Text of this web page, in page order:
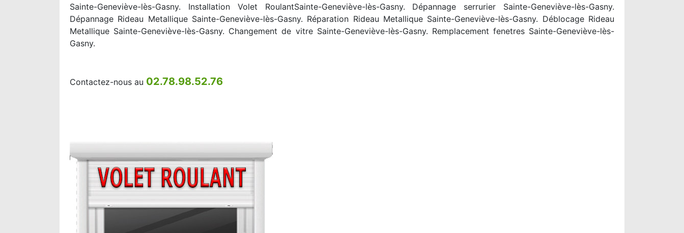
Sainte-Geneviève-lès-Gasny. Installation Volet RoulantSainte-Geneviève-lès-Gasny. Dépannage serrurier Sainte-Geneviève-lès-Gasny.
Dépannage Rideau Metallique Sainte-Geneviève-lès-Gasny. Réparation Rideau Metallique Sainte-Geneviève-lès-Gasny. Déblocage Rideau
Metallique Sainte-Geneviève-lès-Gasny. Changement de vitre Sainte-Geneviève-lès-Gasny. Remplacement fenetres Sainte-Geneviève-lès-
Gasny.
Contactez-nous au 02.78.98.52.76